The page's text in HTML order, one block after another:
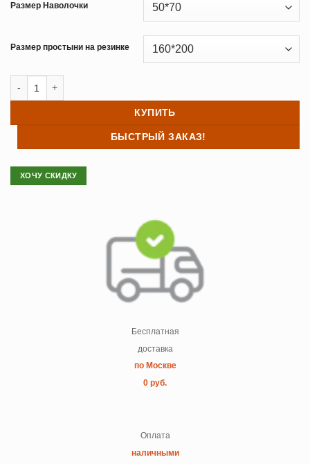
Размер Наволочки
Размер простыни на резинке
КУПИТЬ
БЫСТРЫЙ ЗАКАЗ!
ХОЧУ СКИДКУ
Бесплатная
доставка
по Москве
0 руб.
Оплата
наличными